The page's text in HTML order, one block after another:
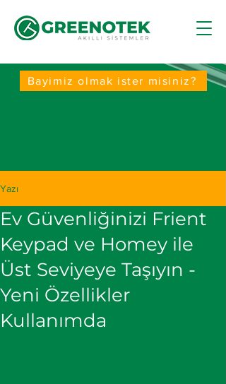
Bayimiz olmak ister misiniz?
Yazı
Ev Güvenliğinizi Frient
Keypad ve Homey ile
Üst Seviyeye Taşıyın -
Yeni Özellikler
Kullanımda